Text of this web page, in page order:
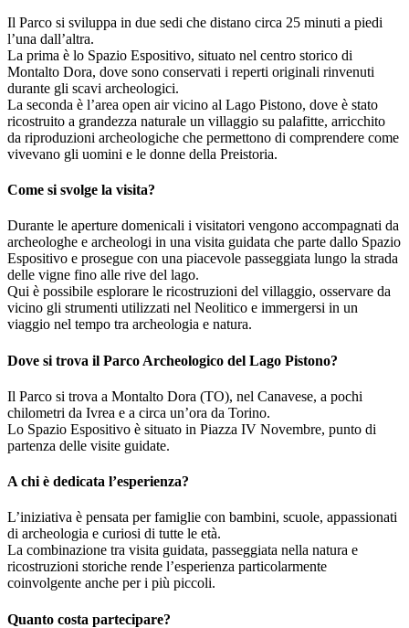
Il Parco si sviluppa in due sedi che distano circa 25 minuti a piedi
l’una dall’altra.
La prima è lo Spazio Espositivo, situato nel centro storico di
Montalto Dora, dove sono conservati i reperti originali rinvenuti
durante gli scavi archeologici.
La seconda è l’area open air vicino al Lago Pistono, dove è stato
ricostruito a grandezza naturale un villaggio su palafitte, arricchito
da riproduzioni archeologiche che permettono di comprendere come
vivevano gli uomini e le donne della Preistoria.
Come si svolge la visita?
Durante le aperture domenicali i visitatori vengono accompagnati da
archeologhe e archeologi in una visita guidata che parte dallo Spazio
Espositivo e prosegue con una piacevole passeggiata lungo la strada
delle vigne fino alle rive del lago.
Qui è possibile esplorare le ricostruzioni del villaggio, osservare da
vicino gli strumenti utilizzati nel Neolitico e immergersi in un
viaggio nel tempo tra archeologia e natura.
Dove si trova il Parco Archeologico del Lago Pistono?
Il Parco si trova a Montalto Dora (TO), nel Canavese, a pochi
chilometri da Ivrea e a circa un’ora da Torino.
Lo Spazio Espositivo è situato in Piazza IV Novembre, punto di
partenza delle visite guidate.
A chi è dedicata l’esperienza?
L’iniziativa è pensata per famiglie con bambini, scuole, appassionati
di archeologia e curiosi di tutte le età.
La combinazione tra visita guidata, passeggiata nella natura e
ricostruzioni storiche rende l’esperienza particolarmente
coinvolgente anche per i più piccoli.
Quanto costa partecipare?